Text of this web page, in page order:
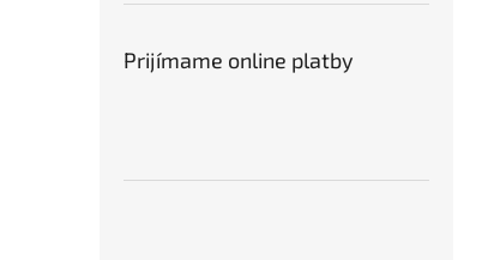
Prijímame online platby